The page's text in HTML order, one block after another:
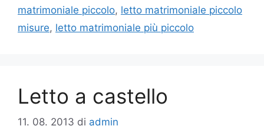
matrimoniale piccolo, letto matrimoniale piccolo
misure, letto matrimoniale più piccolo
Letto a castello
11. 08. 2013 di admin